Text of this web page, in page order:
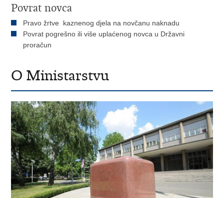
Povrat novca
Pravo žrtve kaznenog djela na novčanu naknadu
Povrat pogrešno ili više uplaćenog novca u Državni
proračun
O Ministarstvu